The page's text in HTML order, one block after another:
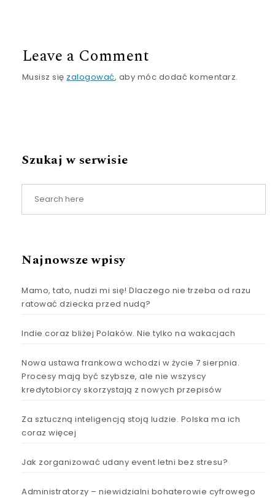
Leave a Comment
Musisz się zalogować, aby móc dodać komentarz.
Szukaj w serwisie
Najnowsze wpisy
Mamo, tato, nudzi mi się! Dlaczego nie trzeba od razu
ratować dziecka przed nudą?
Indie coraz bliżej Polaków. Nie tylko na wakacjach
Nowa ustawa frankowa wchodzi w życie 7 sierpnia.
Procesy mają być szybsze, ale nie wszyscy
kredytobiorcy skorzystają z nowych przepisów
Za sztuczną inteligencją stoją ludzie. Polska ma ich
coraz więcej
Jak zorganizować udany event letni bez stresu?
Administratorzy – niewidzialni bohaterowie cyfrowego